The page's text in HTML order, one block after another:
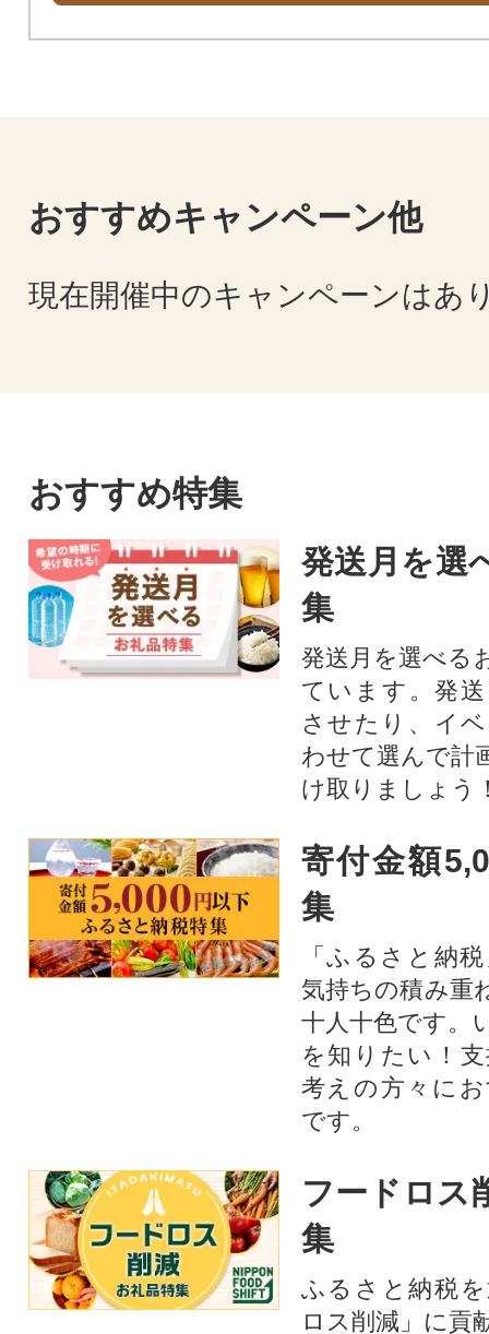
おすすめキャンペーン他
現在開催中のキャンペーンはあ
おすすめ特集
発送月を選
集
発送月を選べる
ています。発
させたり、イ
わせて選んで計
け取りましょう
寄付金額
集
「ふるさと納
気持ちの積み重
十人十色です。
を知りたい！
考えの方々に
です。
フードロス
集
ふるさと納税
ロス削減」に貢